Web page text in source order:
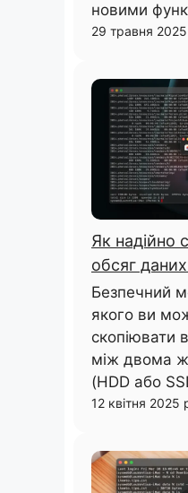
новими
29 травня
Як надійно
обсяг
Безпечний
якого ви
скопіювати
між двома
(HDD або
12 квітня 2025